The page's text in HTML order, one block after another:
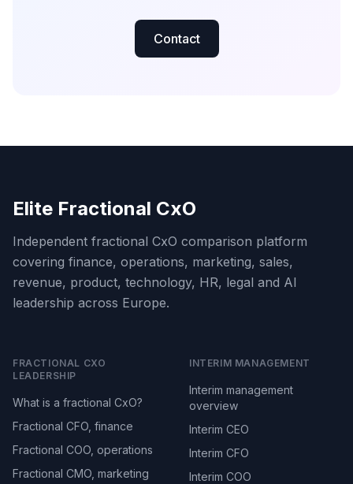
Contact
Elite Fractional CxO
Independent fractional CxO comparison platform
covering finance, operations, marketing, sales,
revenue, product, technology, HR, legal and AI
leadership across Europe.
FRACTIONAL CXO
LEADERSHIP
What is a fractional CxO?
Fractional CFO, finance
Fractional COO, operations
Fractional CMO, marketing
INTERIM MANAGEMENT
Interim management
overview
Interim CEO
Interim CFO
Interim COO